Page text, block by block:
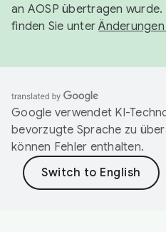
an AOSP übertragen
finden Sie unterÄnderungen
Google verwendet KI-
bevorzugte Sprache zu
können Fehler enthalten.